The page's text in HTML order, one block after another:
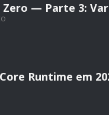
Zero — Parte 3:
Runtime em